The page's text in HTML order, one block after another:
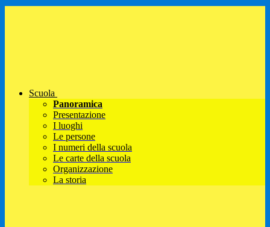
Scuola
Panoramica
Presentazione
I luoghi
Le persone
I numeri della scuola
Le carte della scuola
Organizzazione
La storia